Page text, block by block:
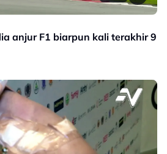
anjur F1 biarpun kali terakhir 9